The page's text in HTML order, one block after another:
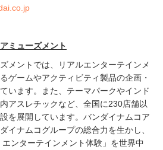
ミューズメント
メントでは、リアルエンターテインメ
ゲームやアクティビティ製品の企画・
います。また、テーマパークやインド
アスレチックなど、全国に230店舗以
を展開しています。バンダイナムコア
イナムコグループの総合力を生かし、
エンターテインメント体験」を世界中